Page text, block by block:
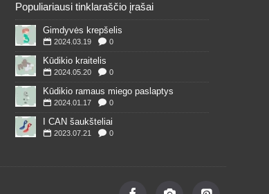
Populiariausi tinklaraščio įrašai
Gimdyvės krepšelis
2024.03.19 0
Kūdikio kraitelis
2024.05.20 0
Kūdikio ramaus miego paslaptys
2024.01.17 0
I CAN šaukšteliai
2023.07.21 0